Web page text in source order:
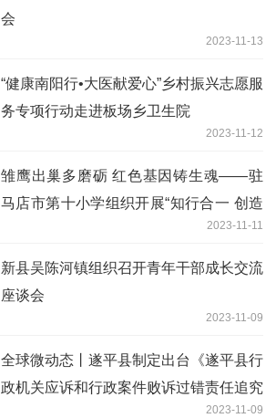
会
2023-11-13
“健康南阳行•大医献爱心”乡村振兴志愿服
务专项行动走进板场乡卫生院
2023-11-12
雏鹰出巢多磨砺 红色基因铸生魂——驻
马店市第十小学组织开展“知行合一 创造
美好未来”主题教育实践活动_全球速递
2023-11-11
​新县吴陈河镇组织召开青年干部成长交流
座谈会
2023-11-09
全球微动态丨遂平县制定出台《遂平县行
政机关应诉和行政案件败诉过错责任追究
2023-11-09